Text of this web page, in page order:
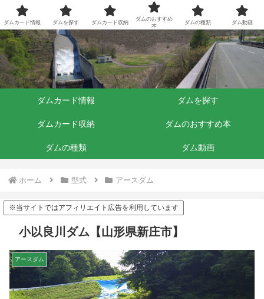
ダムくらぶ
ダムカード情報 ダムを探す
ダムカード収納 ダムのおすすめ本
ダムの種類 ダム動画
ホーム 型式 アースダム
※当サイトではアフィリエイト広告を利用しています
小以良川ダム【山形県新庄市】
アースダム
ダムカード情報 ダムを探す ダムカード収納
ダムのおすすめ
本
ダムの種類 ダム動画